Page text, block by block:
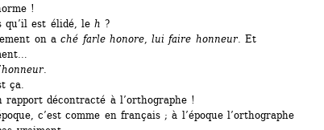
!
qu’il est élidé, le h ?
on a ché farle honore, lui faire honneur. Et
.
ça.
rapport décontracté à l’orthographe !
c’est comme en français ; à l’époque l’orthographe